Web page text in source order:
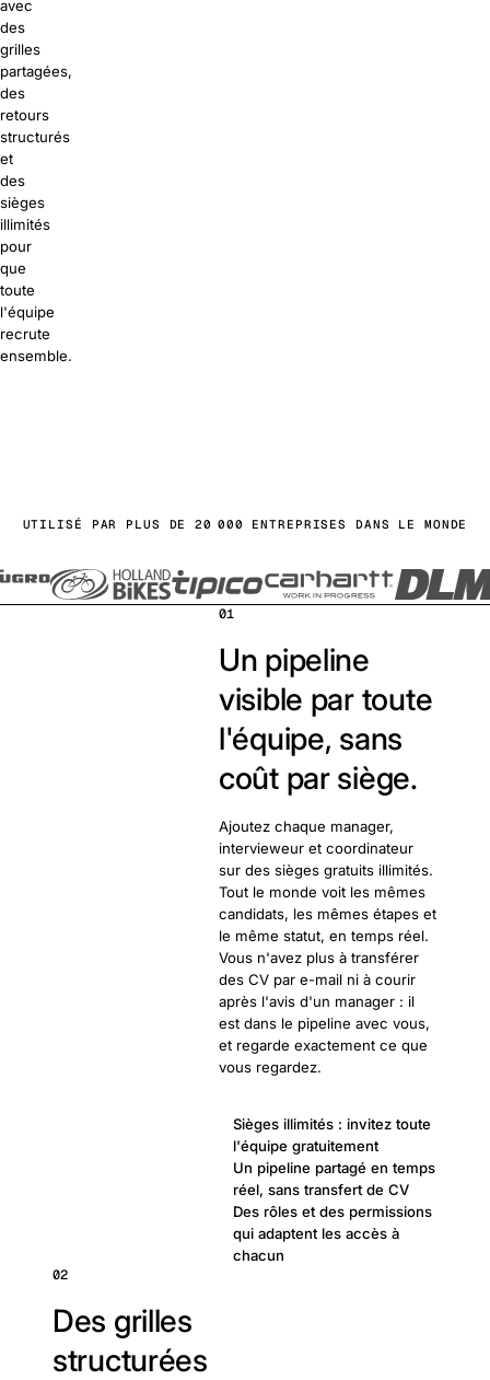
avec
des
grilles
partagées,
des
retours
structurés
et
des
sièges
illimités
pour
que
toute
l'équipe
recrute
ensemble.
UTILISÉ PAR PLUS DE 20 000 ENTREPRISES DANS LE MONDE
01
Un pipeline
visible par toute
l'équipe, sans
coût par siège.
Ajoutez chaque manager,
intervieweur et coordinateur
sur des sièges gratuits illimités.
Tout le monde voit les mêmes
candidats, les mêmes étapes et
le même statut, en temps réel.
Vous n'avez plus à transférer
des CV par e-mail ni à courir
après l'avis d'un manager : il
est dans le pipeline avec vous,
et regarde exactement ce que
vous regardez.
Sièges illimités : invitez toute
l'équipe gratuitement
Un pipeline partagé en temps
réel, sans transfert de CV
Des rôles et des permissions
qui adaptent les accès à
chacun
02
Des grilles
structurées